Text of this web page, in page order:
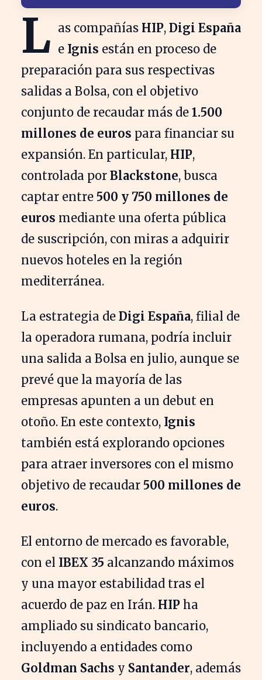
L as compañías HIP, Digi España
e Ignis están en proceso de
preparación para sus respectivas
salidas a Bolsa, con el objetivo
conjunto de recaudar más de 1.500
millones de euros para financiar su
expansión. En particular, HIP,
controlada por Blackstone, busca
captar entre 500 y 750 millones de
euros mediante una oferta pública
de suscripción, con miras a adquirir
nuevos hoteles en la región
mediterránea.
La estrategia de Digi España, filial de
la operadora rumana, podría incluir
una salida a Bolsa en julio, aunque se
prevé que la mayoría de las
empresas apunten a un debut en
otoño. En este contexto, Ignis
también está explorando opciones
para atraer inversores con el mismo
objetivo de recaudar 500 millones de
euros.
El entorno de mercado es favorable,
con el IBEX 35 alcanzando máximos
y una mayor estabilidad tras el
acuerdo de paz en Irán. HIP ha
ampliado su sindicato bancario,
incluyendo a entidades como
Goldman Sachs y Santander, además